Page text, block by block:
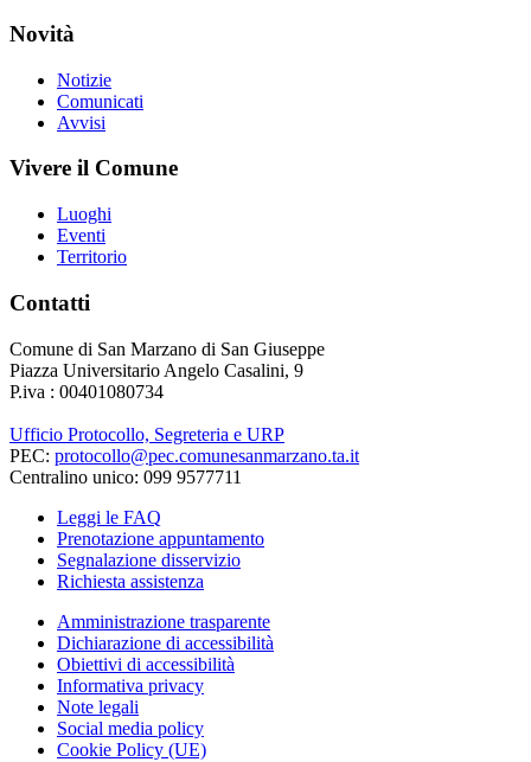
Novità
Notizie
Comunicati
Avvisi
Vivere il Comune
Luoghi
Eventi
Territorio
Contatti
Comune di San Marzano di San Giuseppe
Piazza Universitario Angelo Casalini, 9
P.iva : 00401080734
Ufficio Protocollo, Segreteria e URP
PEC: protocollo@pec.comunesanmarzano.ta.it
Centralino unico: 099 9577711
Leggi le FAQ
Prenotazione appuntamento
Segnalazione disservizio
Richiesta assistenza
Amministrazione trasparente
Dichiarazione di accessibilità
Obiettivi di accessibilità
Informativa privacy
Note legali
Social media policy
Cookie Policy (UE)